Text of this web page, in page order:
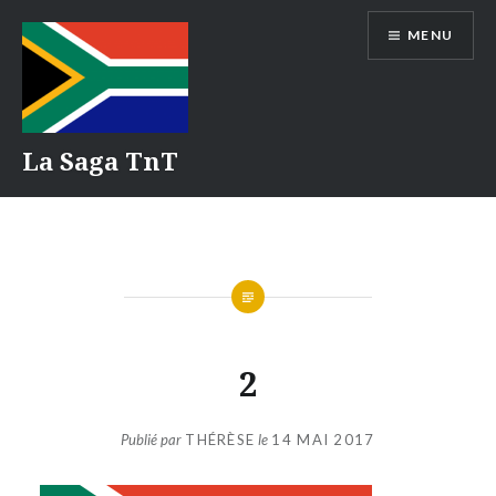
contenu
La Saga TnT
MENU
2
Publié par THÉRÈSE le 14 MAI 2017